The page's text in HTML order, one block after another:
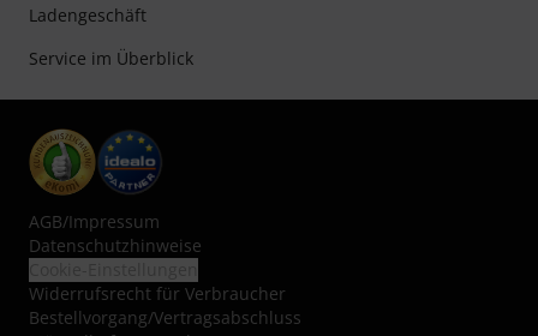
Ladengeschäft
Service im Überblick
AGB/Impressum
Datenschutzhinweise
Widerrufsrecht für Verbraucher
Bestellvorgang/Vertragsabschluss